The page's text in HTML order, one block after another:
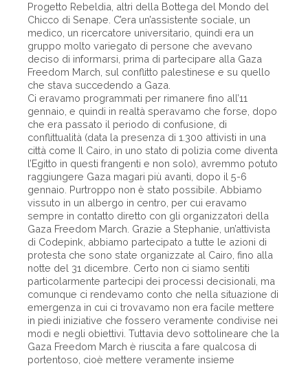
Progetto Rebeldia, altri della Bottega del Mondo del
Chicco di Senape. C’era un’assistente sociale, un
medico, un ricercatore universitario, quindi era un
gruppo molto variegato di persone che avevano
deciso di informarsi, prima di partecipare alla Gaza
Freedom March, sul conflitto palestinese e su quello
che stava succedendo a Gaza.
Ci eravamo programmati per rimanere fino all’11
gennaio, e quindi in realtà speravamo che forse, dopo
che era passato il periodo di confusione, di
conflittualità (data la presenza di 1.300 attivisti in una
città come Il Cairo, in uno stato di polizia come diventa
l’Egitto in questi frangenti e non solo), avremmo potuto
raggiungere Gaza magari più avanti, dopo il 5-6
gennaio. Purtroppo non è stato possibile. Abbiamo
vissuto in un albergo in centro, per cui eravamo
sempre in contatto diretto con gli organizzatori della
Gaza Freedom March. Grazie a Stephanie, un’attivista
di Codepink, abbiamo partecipato a tutte le azioni di
protesta che sono state organizzate al Cairo, fino alla
notte del 31 dicembre. Certo non ci siamo sentiti
particolarmente partecipi dei processi decisionali, ma
comunque ci rendevamo conto che nella situazione di
emergenza in cui ci trovavamo non era facile mettere
in piedi iniziative che fossero veramente condivise nei
modi e negli obiettivi. Tuttavia devo sottolineare che la
Gaza Freedom March è riuscita a fare qualcosa di
portentoso, cioè mettere veramente insieme